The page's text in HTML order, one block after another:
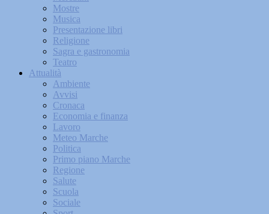
Mostre
Musica
Presentazione libri
Religione
Sagra e gastronomia
Teatro
Attualità
Ambiente
Avvisi
Cronaca
Economia e finanza
Lavoro
Meteo Marche
Politica
Primo piano Marche
Regione
Salute
Scuola
Sociale